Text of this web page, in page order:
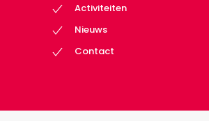
Activiteiten
Nieuws
Contact